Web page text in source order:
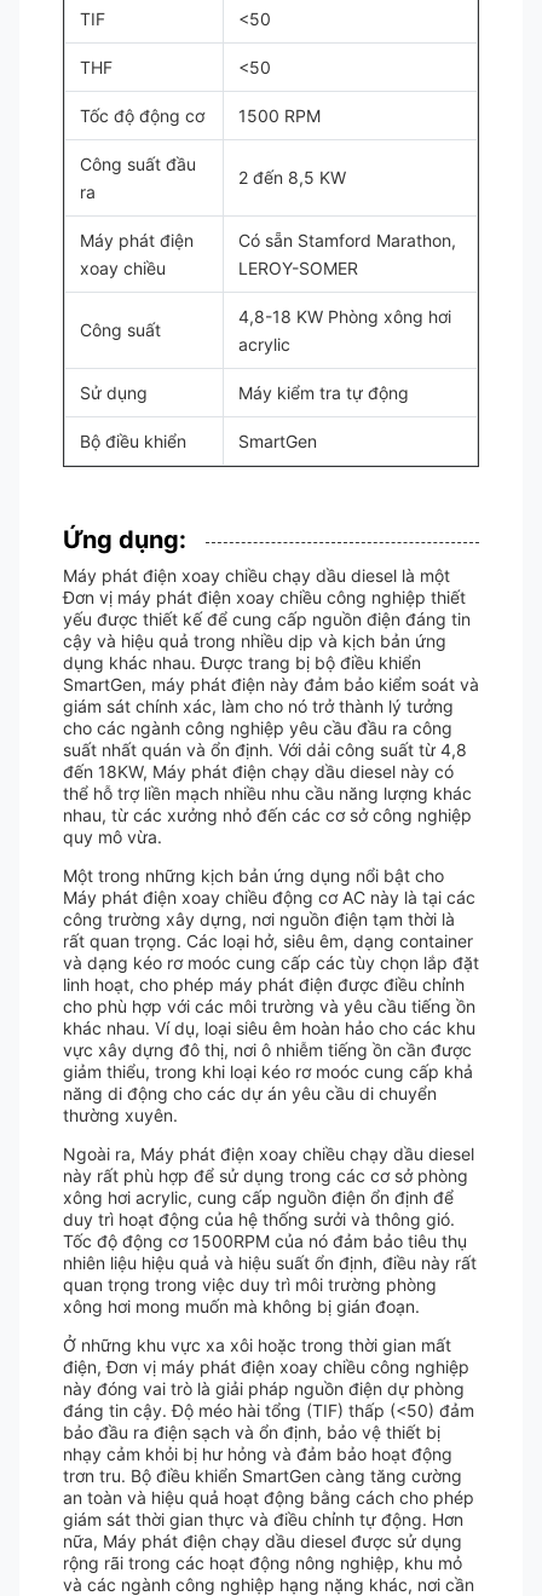
TIF <50
THF <50
Tốc độ động cơ 1500 RPM
Công suất đầu
ra
2 đến 8,5 KW
Máy phát điện
xoay chiều
Có sẵn Stamford Marathon,
LEROY-SOMER
Công suất
4,8-18 KW Phòng xông hơi
acrylic
Sử dụng Máy kiểm tra tự động
Bộ điều khiển SmartGen
Ứng dụng:
Máy phát điện xoay chiều chạy dầu diesel là một
Đơn vị máy phát điện xoay chiều công nghiệp thiết
yếu được thiết kế để cung cấp nguồn điện đáng tin
cậy và hiệu quả trong nhiều dịp và kịch bản ứng
dụng khác nhau. Được trang bị bộ điều khiển
SmartGen, máy phát điện này đảm bảo kiểm soát và
giám sát chính xác, làm cho nó trở thành lý tưởng
cho các ngành công nghiệp yêu cầu đầu ra công
suất nhất quán và ổn định. Với dải công suất từ 4,8
đến 18KW, Máy phát điện chạy dầu diesel này có
thể hỗ trợ liền mạch nhiều nhu cầu năng lượng khác
nhau, từ các xưởng nhỏ đến các cơ sở công nghiệp
quy mô vừa.
Một trong những kịch bản ứng dụng nổi bật cho
Máy phát điện xoay chiều động cơ AC này là tại các
công trường xây dựng, nơi nguồn điện tạm thời là
rất quan trọng. Các loại hở, siêu êm, dạng container
và dạng kéo rơ moóc cung cấp các tùy chọn lắp đặt
linh hoạt, cho phép máy phát điện được điều chỉnh
cho phù hợp với các môi trường và yêu cầu tiếng ồn
khác nhau. Ví dụ, loại siêu êm hoàn hảo cho các khu
vực xây dựng đô thị, nơi ô nhiễm tiếng ồn cần được
giảm thiểu, trong khi loại kéo rơ moóc cung cấp khả
năng di động cho các dự án yêu cầu di chuyển
thường xuyên.
Ngoài ra, Máy phát điện xoay chiều chạy dầu diesel
này rất phù hợp để sử dụng trong các cơ sở phòng
xông hơi acrylic, cung cấp nguồn điện ổn định để
duy trì hoạt động của hệ thống sưởi và thông gió.
Tốc độ động cơ 1500RPM của nó đảm bảo tiêu thụ
nhiên liệu hiệu quả và hiệu suất ổn định, điều này rất
quan trọng trong việc duy trì môi trường phòng
xông hơi mong muốn mà không bị gián đoạn.
Ở những khu vực xa xôi hoặc trong thời gian mất
điện, Đơn vị máy phát điện xoay chiều công nghiệp
này đóng vai trò là giải pháp nguồn điện dự phòng
đáng tin cậy. Độ méo hài tổng (TIF) thấp (<50) đảm
bảo đầu ra điện sạch và ổn định, bảo vệ thiết bị
nhạy cảm khỏi bị hư hỏng và đảm bảo hoạt động
trơn tru. Bộ điều khiển SmartGen càng tăng cường
an toàn và hiệu quả hoạt động bằng cách cho phép
giám sát thời gian thực và điều chỉnh tự động. Hơn
nữa, Máy phát điện chạy dầu diesel được sử dụng
rộng rãi trong các hoạt động nông nghiệp, khu mỏ
và các ngành công nghiệp hạng nặng khác, nơi cần